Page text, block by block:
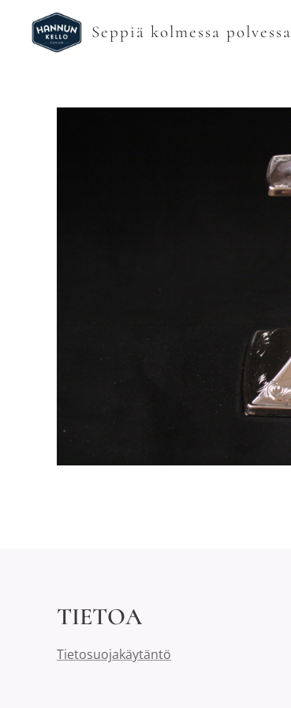
Seppiä kolmessa polvessa
TIETOA
Tietosuojakäytäntö